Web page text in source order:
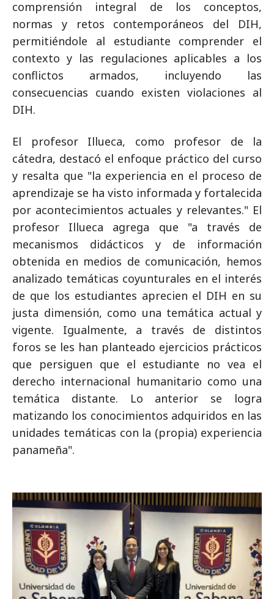
comprensión integral de los conceptos,
normas y retos contemporáneos del DIH,
permitiéndole al estudiante comprender el
contexto y las regulaciones aplicables a los
conflictos armados, incluyendo las
consecuencias cuando existen violaciones al
DIH.
El profesor Illueca, como profesor de la
cátedra, destacó el enfoque práctico del curso
y resalta que "la experiencia en el proceso de
aprendizaje se ha visto informada y fortalecida
por acontecimientos actuales y relevantes." El
profesor Illueca agrega que "a través de
mecanismos didácticos y de información
obtenida en medios de comunicación, hemos
analizado temáticas coyunturales en el interés
de que los estudiantes aprecien el DIH en su
justa dimensión, como una temática actual y
vigente. Igualmente, a través de distintos
foros se les han planteado ejercicios prácticos
que persiguen que el estudiante no vea el
derecho internacional humanitario como una
temática distante. Lo anterior se logra
matizando los conocimientos adquiridos en las
unidades temáticas con la (propia) experiencia
panameña".